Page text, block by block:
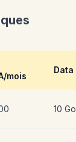
mois
Data
10 Go